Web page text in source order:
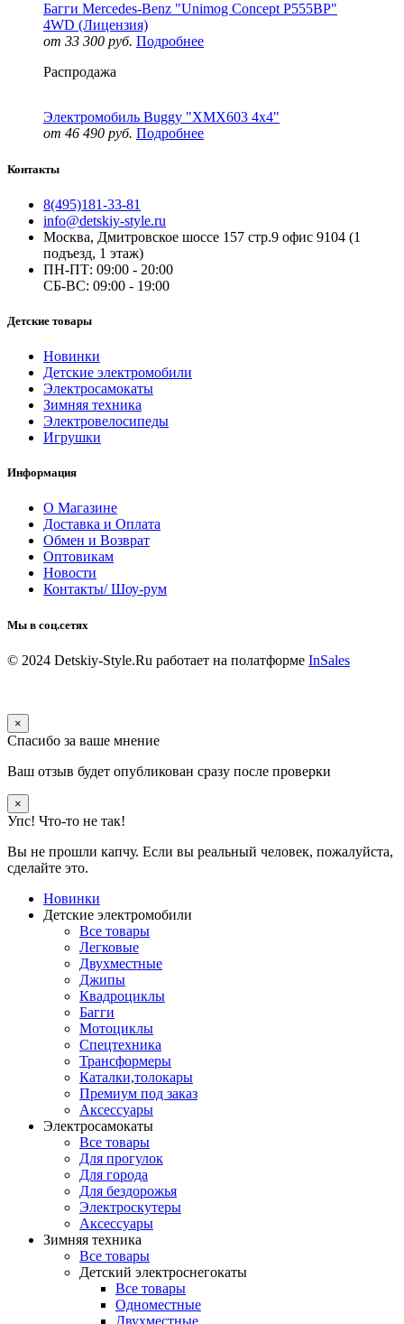
Багги Mercedes-Benz "Unimog Concept P555BP"
4WD (Лицензия)
от 33 300 руб. Подробнее
Распродажа
Электромобиль Buggy "XMX603 4x4"
от 46 490 руб. Подробнее
Контакты
8(495)181-33-81
info@detskiy-style.ru
Москва, Дмитровское шоссе 157 стр.9 офис 9104 (1
подъезд, 1 этаж)
ПН-ПТ: 09:00 - 20:00
СБ-ВС: 09:00 - 19:00
Детские товары
Новинки
Детские электромобили
Электросамокаты
Зимняя техника
Электровелосипеды
Игрушки
Информация
О Магазине
Доставка и Оплата
Обмен и Возврат
Оптовикам
Новости
Контакты/ Шоу-рум
Мы в соц.сетях
© 2024 Detskiy-Style.Ru работает на полатформе InSales
×
Спасибо за ваше мнение
Ваш отзыв будет опубликован сразу после проверки
×
Упс! Что-то не так!
Вы не прошли капчу. Если вы реальный человек, пожалуйста,
сделайте это.
Новинки
Детские электромобили
Все товары
Легковые
Двухместные
Джипы
Квадроциклы
Багги
Мотоциклы
Спецтехника
Трансформеры
Каталки,толокары
Премиум под заказ
Аксессуары
Электросамокаты
Все товары
Для прогулок
Для города
Для бездорожья
Электроскутеры
Аксессуары
Зимняя техника
Все товары
Детский электроснегокаты
Все товары
Одноместные
Двухместные